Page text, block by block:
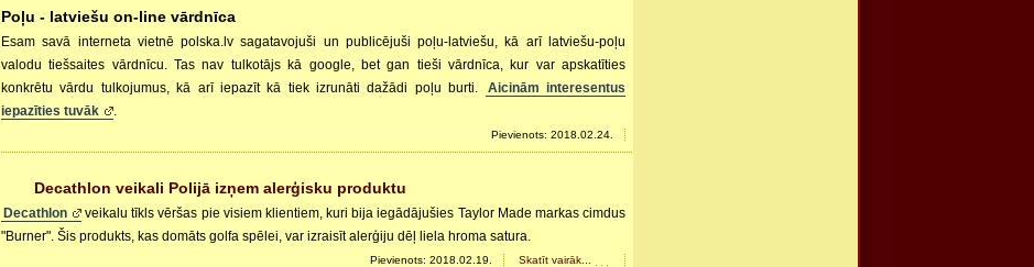
Poļu - latviešu on-line vārdnīca
Esam savā interneta vietnē polska.lv sagatavojuši un publicējuši poļu-latviešu, kā arī latviešu-poļu
valodu tiešsaites vārdnīcu. Tas nav tulkotājs kā google, bet gan tieši vārdnīca, kur var apskatīties
konkrētu vārdu tulkojumus, kā arī iepazīt kā tiek izrunāti dažādi poļu burti.
Aicinām interesentus
iepazīties tuvāk
.
Pievienots: 2018.02.24.
Decathlon veikali Polijā izņem alerģisku produktu
Decathlon
veikalu tīkls vēršas pie visiem klientiem, kuri bija iegādājušies Taylor Made markas cimdus
"Burner". Šis produkts, kas domāts golfa spēlei, var izraisīt alerģiju dēļ liela hroma satura.
Pievienots: 2018.02.19. Skatīt vairāk...